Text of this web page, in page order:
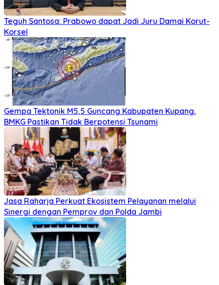
Teguh Santosa: Prabowo dapat Jadi Juru Damai Korut-
Korsel
Gempa Tektonik M5,5 Guncang Kabupaten Kupang,
BMKG Pastikan Tidak Berpotensi Tsunami
Jasa Raharja Perkuat Ekosistem Pelayanan melalui
Sinergi dengan Pemprov dan Polda Jambi